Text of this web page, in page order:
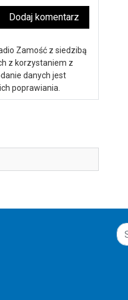
Dodaj komentarz
Zamość z siedzibą
z korzystaniem z
danych jest
poprawiania.